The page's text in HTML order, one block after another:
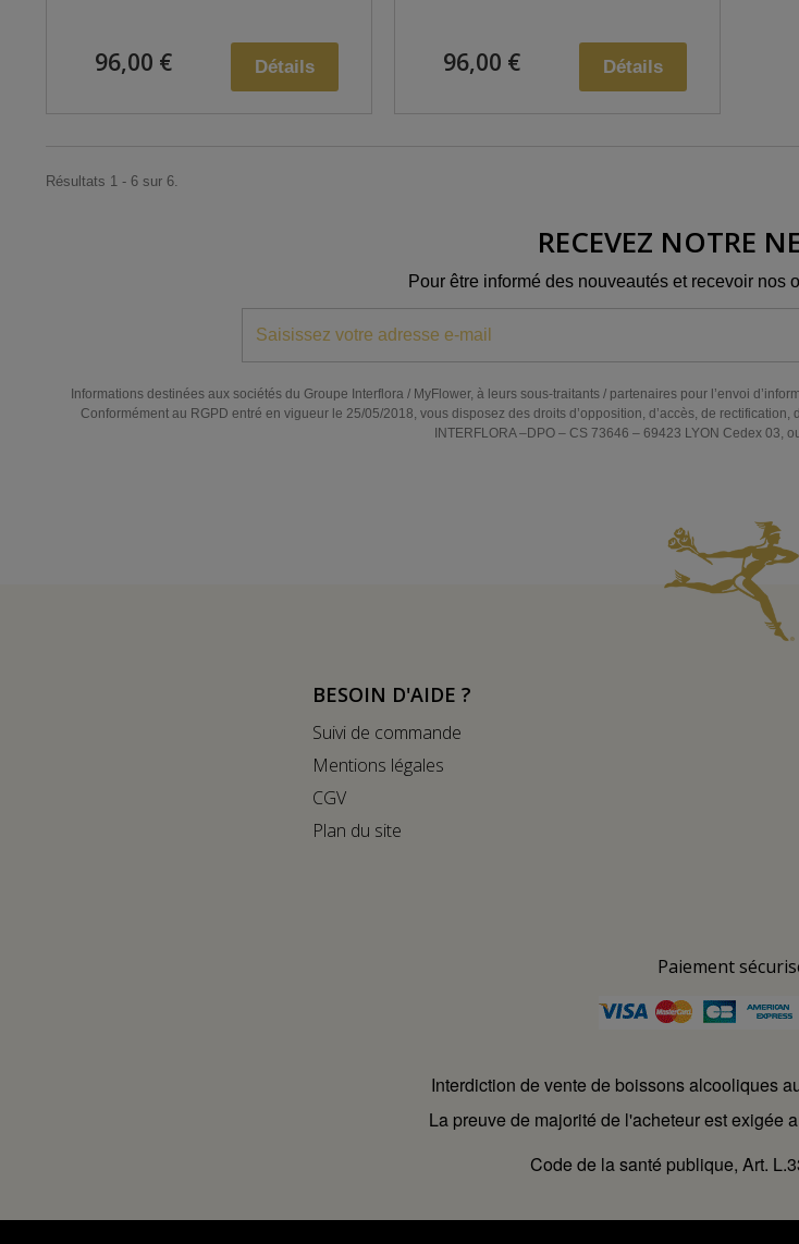
96,00 € Détails 96,00 € Détails
Résultats 1 - 6 sur 6.
RECEVEZ NOTRE
Pour être informé des nouveautés et recevoir nos
Informations destinées aux sociétés du Groupe Interflora / MyFlower, à leurs sous-traitants / partenaires pour l’envoi
Conformément au RGPD entré en vigueur le 25/05/2018, vous disposez des droits d’opposition, d’accès, de
INTERFLORA –DPO – CS 73646 – 69423 LYON Cedex 03,
BESOIN D'AIDE ?
Suivi de commande
Mentions légales
CGV
Plan du site
Paiement
Interdiction de vente de boissons alcooliques
La preuve de majorité de l'acheteur est exigée
Code de la santé publique, Art.